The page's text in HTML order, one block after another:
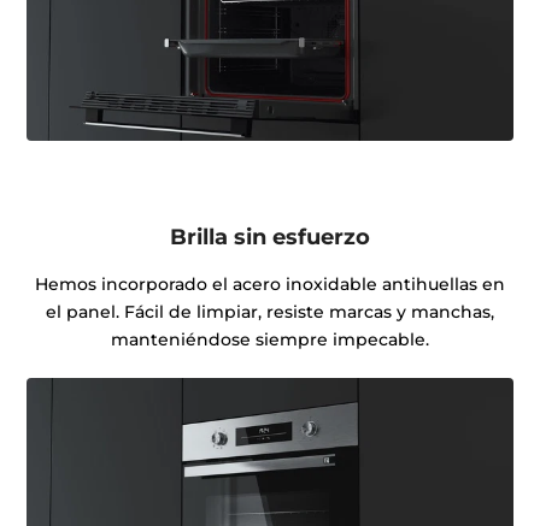
Brilla sin esfuerzo
Hemos incorporado el acero inoxidable antihuellas en
el panel. Fácil de limpiar, resiste marcas y manchas,
manteniéndose siempre impecable.